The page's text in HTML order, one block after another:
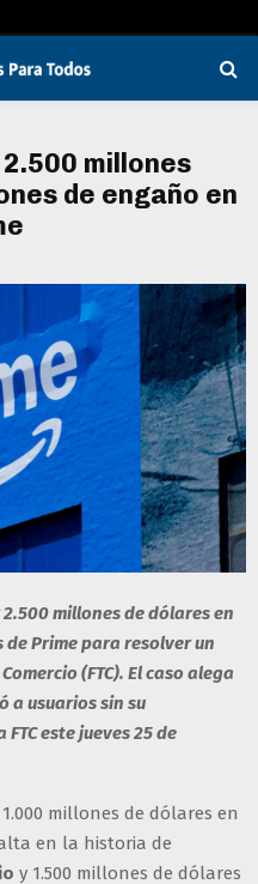
millones
de engaño en
millones de dólares en
Prime para resolver un
(FTC). El caso alega
a usuarios sin su
este jueves 25 de
millones de dólares en
en la historia de
y 1.500 millones de dólares